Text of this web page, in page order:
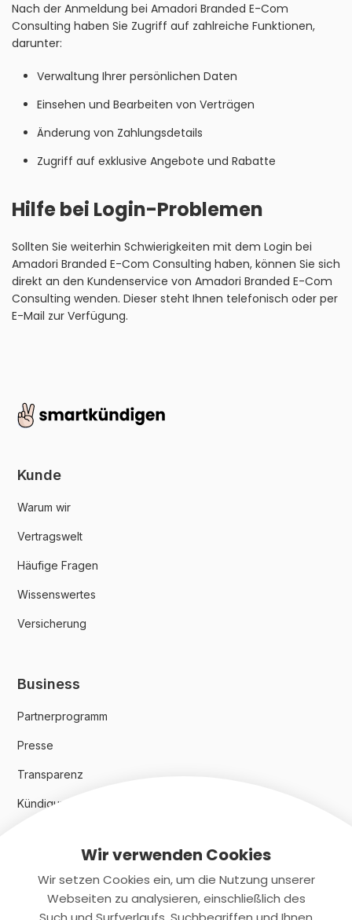
Nach der Anmeldung bei Amadori Branded E-Com
Consulting haben Sie Zugriff auf zahlreiche Funktionen,
darunter:
Verwaltung Ihrer persönlichen Daten
Einsehen und Bearbeiten von Verträgen
Änderung von Zahlungsdetails
Zugriff auf exklusive Angebote und Rabatte
Hilfe bei Login-Problemen
Sollten Sie weiterhin Schwierigkeiten mit dem Login bei
Amadori Branded E-Com Consulting haben, können Sie sich
direkt an den Kundenservice von Amadori Branded E-Com
Consulting wenden. Dieser steht Ihnen telefonisch oder per
E-Mail zur Verfügung.
Kunde
Warum wir
Vertragswelt
Häufige Fragen
Wissenswertes
Versicherung
Business
Partnerprogramm
Presse
Transparenz
Kündigungsindex 2024
RechtlichesWir verwenden Cookies
Wir setzen Cookies ein, um die Nutzung unserer
Webseiten zu analysieren, einschließlich des